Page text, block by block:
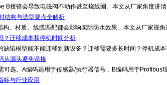
B接错会导致电磁阀不动作甚至烧线圈。本文从厂家角度讲
结构与选型要点全解析
、材质、线缆匹配都会影响实际防水效果。本文从厂家视
？迁移成本和停机时间分析
陷模型能不能迁移到新设备？迁移需要多长时间？停机成
从源头避免误接
选。A编码适用于传感器/执行器信号，B编码用于
标与行业应用